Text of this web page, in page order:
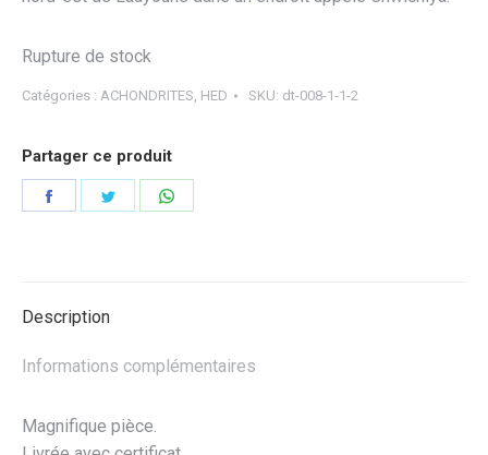
Rupture de stock
Catégories : ACHONDRITES HED SKU: dt-008-1-1-2
Partager ce produit
Partager Partager
Description
Informations complémentaires
Magnifique pièce.